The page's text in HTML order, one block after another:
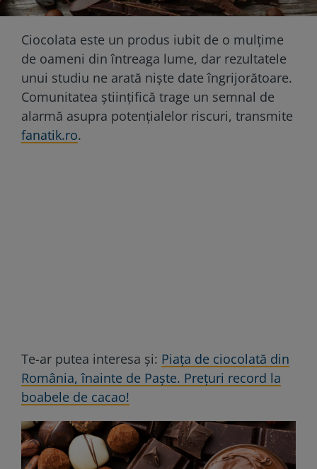
Ciocolata este un produs iubit de o mulțime
de oameni din întreaga lume, dar rezultatele
unui studiu ne arată niște date îngrijorătoare.
Comunitatea științifică trage un semnal de
alarmă asupra potențialelor riscuri, transmite
fanatik.ro.
Te-ar putea interesa și: Piața de ciocolată din
România, înainte de Paște. Prețuri record la
boabele de cacao!